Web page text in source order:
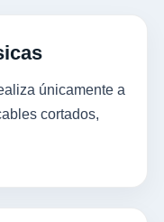
únicamente a
cortados,